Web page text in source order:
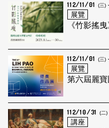
112/11/01 (三)
展覽
《竹影搖
112/11/01 (三)
展覽
第六屆麗
112/10/31 (二)
講座